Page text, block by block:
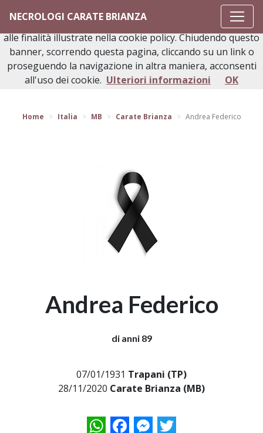
NECROLOGI CARATE BRIANZA
Torna indietro
Home Italia MB Carate Brianza Andrea Federico
Andrea Federico
di anni 89
07/01/1931 Trapani (TP)
28/11/2020 Carate Brianza (MB)
WhatsAppFacebookMessenger
Twitter
Questo sito o gli strumenti terzi da questo utilizzati si
avvalgono di cookie necessari al funzionamento ed utili
alle finalità illustrate nella cookie policy. Chiudendo questo
banner, scorrendo questa pagina, cliccando su un link o
proseguendo la navigazione in altra maniera, acconsenti
all'uso dei cookie. Ulteriori informazioni OK